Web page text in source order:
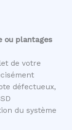
ou plantages
de votre
défectueux,
du système